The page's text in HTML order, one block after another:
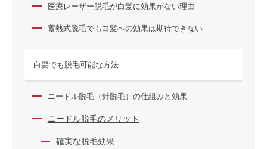
医療レーザー脱毛が白髪に効果がない理由
蓄熱式脱毛でも白髪への効果は期待できない
白髪でも脱毛可能な方法
ニードル脱毛（針脱毛）の仕組みと効果
ニードル脱毛のメリット
確実な脱毛効果